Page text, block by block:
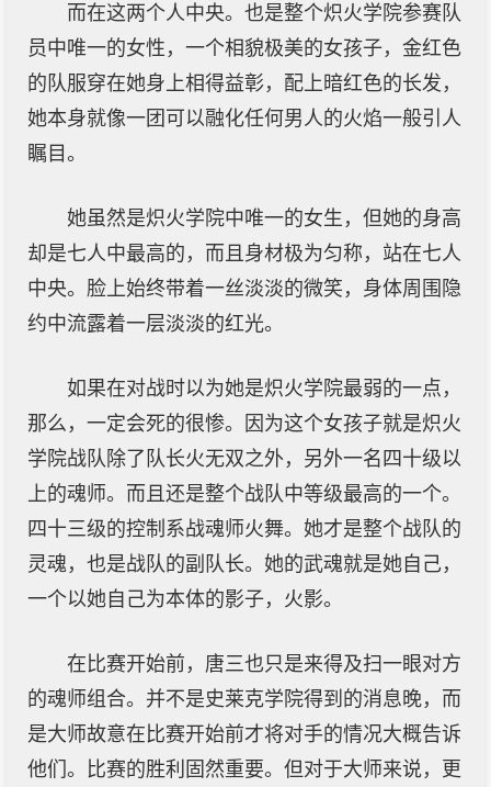
而在这两个人中央。也是整个炽火学院参赛队
员中唯一的女性，一个相貌极美的女孩子，金红色
的队服穿在她身上相得益彰，配上暗红色的长发，
她本身就像一团可以融化任何男人的火焰一般引人
瞩目。
她虽然是炽火学院中唯一的女生，但她的身高
却是七人中最高的，而且身材极为匀称，站在七人
中央。脸上始终带着一丝淡淡的微笑，身体周围隐
约中流露着一层淡淡的红光。
如果在对战时以为她是炽火学院最弱的一点，
那么，一定会死的很惨。因为这个女孩子就是炽火
学院战队除了队长火无双之外，另外一名四十级以
上的魂师。而且还是整个战队中等级最高的一个。
四十三级的控制系战魂师火舞。她才是整个战队的
灵魂，也是战队的副队长。她的武魂就是她自己，
一个以她自己为本体的影子，火影。
在比赛开始前，唐三也只是来得及扫一眼对方
的魂师组合。并不是史莱克学院得到的消息晚，而
是大师故意在比赛开始前才将对手的情况大概告诉
他们。比赛的胜利固然重要。但对于大师来说，更